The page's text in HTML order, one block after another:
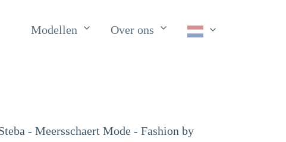
Modellen Over ons
- Meersschaert Mode - Fashion by